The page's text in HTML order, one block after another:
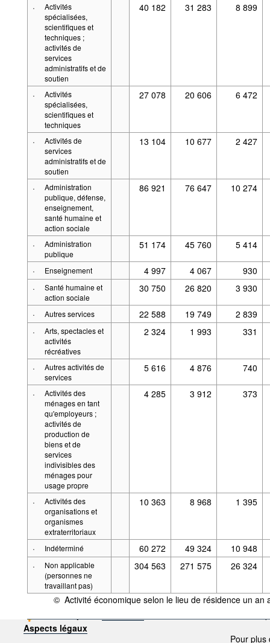
·
Activités
spécialisées,
scientifiques et
techniques ;
activités de
services
administratifs et de
soutien
40 182 31 283 8 899
·
Activités
spécialisées,
scientifiques et
techniques
27 078 20 606 6 472
·
Activités de
services
administratifs et de
soutien
13 104 10 677 2 427
·
Administration
publique, défense,
enseignement,
santé humaine et
action sociale
86 921 76 647 10 274
·
Administration
publique
51 174 45 760 5 414
· Enseignement 4 997 4 067
930
·
Santé humaine et
action sociale
30 750 26 820 3 930
· Autres services 22 588 19 749
2 839
·
Arts, spectacles et
activités
récréatives
2 324 1 993 331
·
Autres activités de
services
5 616 4 876 740
·
Activités des
ménages en tant
qu'employeurs ;
activités de
production de
biens et de
services
indivisibles des
ménages pour
usage propre
4 285 3 912 373
·
Activités des
organisations et
organismes
extraterritoriaux
10 363 8 968 1 395
· Indéterminé 60 272 49 324
10 948
·
Non applicable
(personnes ne
travaillant pas)
304 563 271 575 26 324
© Activité économique selon le lieu de résidence un
Aspects légaux
Pour plus